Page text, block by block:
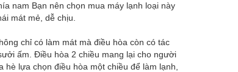
nam Bạn nên chọn mua máy lạnh loại này
mát mẻ, dễ chịu.
chỉ có làm mát mà điều hòa còn có tác
ấm. Điều hòa 2 chiều mang lại cho người
lựa chọn điều hòa một chiều để làm lạnh,